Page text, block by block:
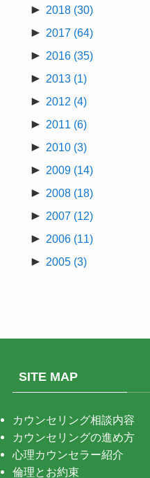
► 2018 (30)
► 2017 (64)
► 2016 (35)
► 2013 (1)
► 2012 (4)
► 2011 (6)
► 2010 (3)
► 2009 (14)
► 2008 (18)
► 2007 (12)
► 2006 (11)
► 2005 (3)
SITE MAP
カウンセリング相談内容
カウンセリングの進め方
心理カウンセラー紹介
倫理とお約束